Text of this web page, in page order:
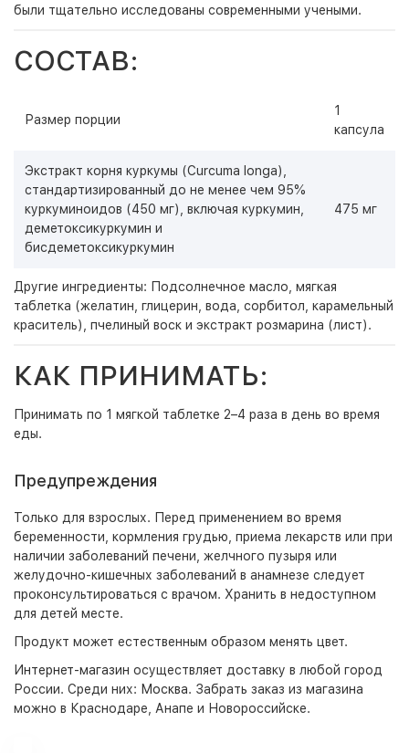
были тщательно исследованы современными учеными.
СОСТАВ:
Размер порции
1
капсула
Экстракт корня куркумы (Curcuma longa),
стандартизированный до не менее чем 95%
куркуминоидов (450 мг), включая куркумин,
деметоксикуркумин и
бисдеметоксикуркумин
475 мг
Другие ингредиенты: Подсолнечное масло, мягкая
таблетка (желатин, глицерин, вода, сорбитол, карамельный
краситель), пчелиный воск и экстракт розмарина (лист).
КАК ПРИНИМАТЬ:
Принимать по 1 мягкой таблетке 2–4 раза в день во время
еды.
Предупреждения
Только для взрослых. Перед применением во время
беременности, кормления грудью, приема лекарств или при
наличии заболеваний печени, желчного пузыря или
желудочно-кишечных заболеваний в анамнезе следует
проконсультироваться с врачом. Хранить в недоступном
для детей месте.
Продукт может естественным образом менять цвет.
Интернет-магазин осуществляет доставку в любой город
России. Среди них: Москва. Забрать заказ из магазина
можно в Краснодаре, Анапе и Новороссийске.